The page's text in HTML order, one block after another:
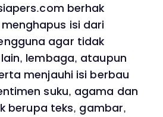
berhak
isi dari
agar tidak
lembaga, ataupun
menjauhi isi berbau
suku, agama dan
berupa teks, gambar,